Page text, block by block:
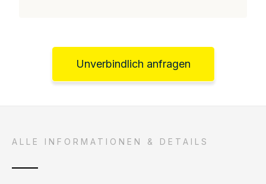
Unverbindlich anfragen
ALLE INFORMATIONEN & DETAILS